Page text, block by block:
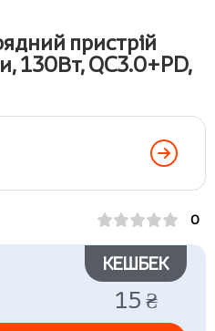
пристрій
130Вт, QC3.0+PD,
0
КЕШБЕК
15 ₴